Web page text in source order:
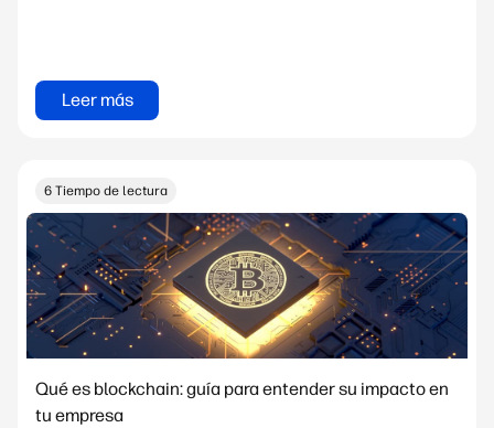
Leer más
6 Tiempo de lectura
Qué es blockchain: guía para entender su impacto en
tu empresa